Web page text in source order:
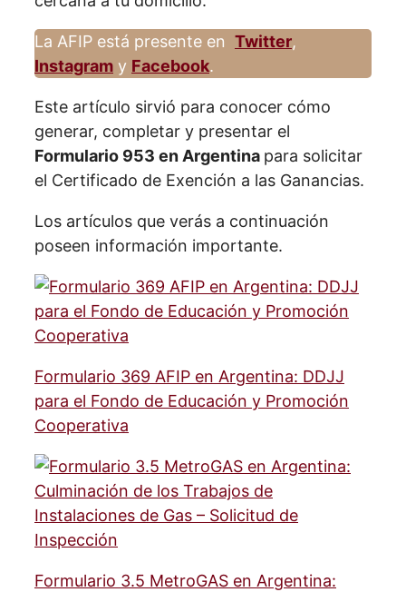
La AFIP está presente en Twitter,
Instagram y Facebook.
Este artículo sirvió para conocer cómo
generar, completar y presentar el
Formulario 953 en Argentina para solicitar
el Certificado de Exención a las Ganancias.
Los artículos que verás a continuación
poseen información importante.
Formulario 369 AFIP en Argentina: DDJJ
para el Fondo de Educación y Promoción
Cooperativa
Formulario 3.5 MetroGAS en Argentina: